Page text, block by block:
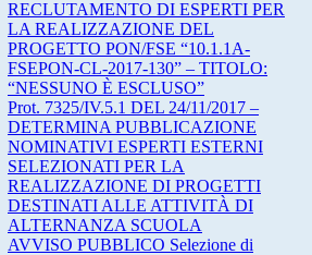
RECLUTAMENTO DI ESPERTI PER
LA REALIZZAZIONE DEL
PROGETTO PON/FSE “10.1.1A-
FSEPON-CL-2017-130” – TITOLO:
“NESSUNO È ESCLUSO”
Prot. 7325/IV.5.1 DEL 24/11/2017 –
DETERMINA PUBBLICAZIONE
NOMINATIVI ESPERTI ESTERNI
SELEZIONATI PER LA
REALIZZAZIONE DI PROGETTI
DESTINATI ALLE ATTIVITÀ DI
ALTERNANZA SCUOLA
AVVISO PUBBLICO Selezione di